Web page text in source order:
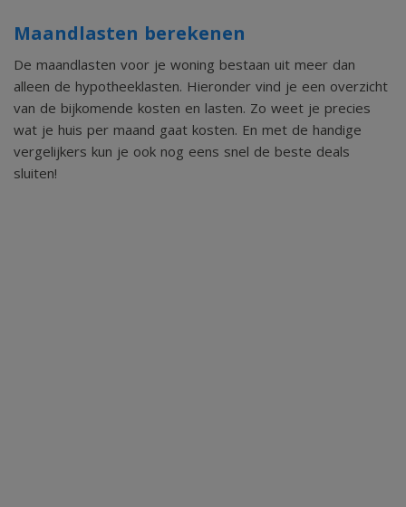
- Twee cv-ketels, een warm-terugwin-systeem.
- Airconditioning.
- Alarmsysteem.
Deze bijzondere woning combineert ruimte, comfort en
duurzaamheid op een unieke manier. Ben je op zoek naar
Maandlasten berekenen
De maandlasten voor je woning bestaan uit meer dan
alleen de hypotheeklasten. Hieronder vind je een overzicht
van de bijkomende kosten en lasten. Zo weet je precies
wat je huis per maand gaat kosten. En met de handige
vergelijkers kun je ook nog eens snel de beste deals
sluiten!